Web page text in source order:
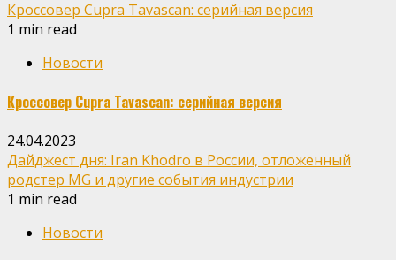
Кроссовер Cupra Tavascan: серийная версия
1 min read
Новости
Кроссовер Cupra Tavascan: серийная версия
24.04.2023
Дайджест дня: Iran Khodro в России, отложенный
родстер MG и другие события индустрии
1 min read
Новости